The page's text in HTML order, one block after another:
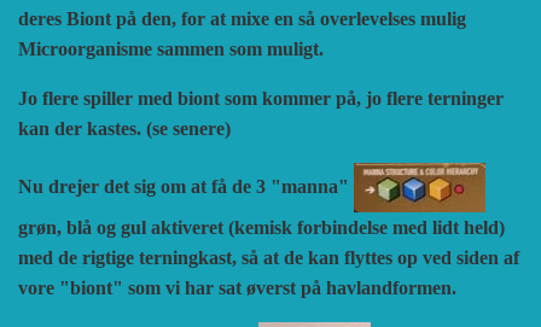
deres Biont på den, for at mixe en så overlevelses mulig
Microorganisme sammen som muligt.
Jo flere spiller med biont som kommer på, jo flere terninger
kan der kastes. (se senere)
Nu drejer det sig om at få de 3 "manna"
grøn, blå og gul aktiveret (kemisk forbindelse med lidt held)
med de rigtige terningkast, så at de kan flyttes op ved siden af
vore "biont" som vi har sat øverst på havlandformen.